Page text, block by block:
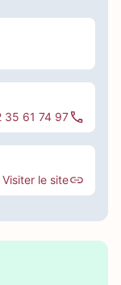
35 61 74 97
Visiter le site